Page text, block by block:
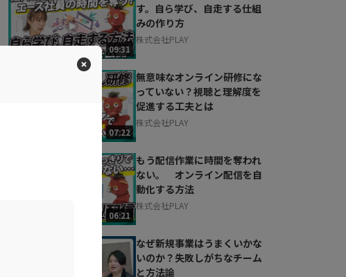
09:31
す。自ら学び、自走する仕組
みの作り方
株式会社PLAY
07:22
無意味なオンライン研修にな
っていない？視聴と理解度を
促進する工夫とは
株式会社PLAY
06:21
もう配信作業に時間を奪われ
ない。 オンライン配信を自
動化する方法
株式会社PLAY
なぜ新規事業はうまくいかな
いのか？失敗しがちなチーム
と方法論